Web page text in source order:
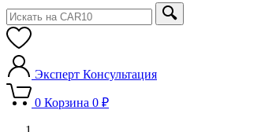
Эксперт Консультация
0 Корзина 0 ₽